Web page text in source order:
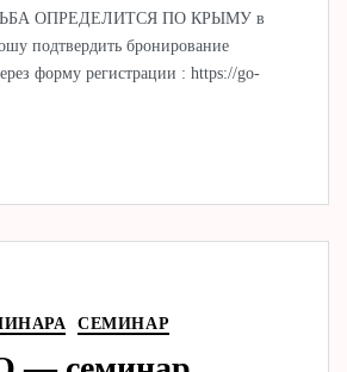
ОПРЕДЕЛИТСЯ ПО КРЫМУ в
подтвердить бронирование
форму регистрации : https://go-
СЕМИНАР